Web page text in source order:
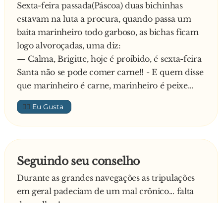
clandestina. O marinheiro ficou de lhe trazer
comida e água, todas as noites. E assim foi
durante 2 semanas: ele trazia comida, água e
aproveitava e dava-lhe uma q**.... Comida, água
e q**...… Comida, água e q**...…
Até que um dia o Capitão, junto com um grupo
de inspectores, foi fazer uma inspecção aos
botes e descobriram a loira. Ela, sem outra saída,
resolveu contar a verdade.
Todas as noites ele traz-me comida e água, e vai
ser assim até chegar à América… Ainda falta
muito?
E o capitão:
Sexta-feira passada(Páscoa) duas bichinhas
estavam na luta a procura, quando passa um
baita marinheiro todo garboso, as bichas ficam
logo alvoroçadas, uma diz:
— Calma, Brigitte, hoje é proibido, é sexta-feira
Santa não se pode comer carne!! - E quem disse
que marinheiro é carne, marinheiro é peixe...
👍🏼
Seguindo seu conselho
Durante as grandes navegações as tripulações
em geral padeciam de um mal crônico... falta